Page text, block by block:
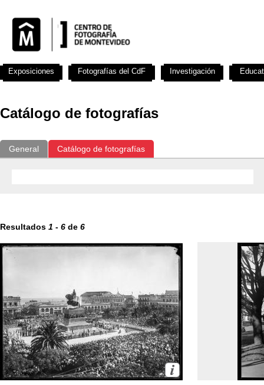
Catálogo de fotografías
General Catálogo de fotografías
Resultados 1 - 6 de 6
Exposiciones Fotografías del CdF Investigación